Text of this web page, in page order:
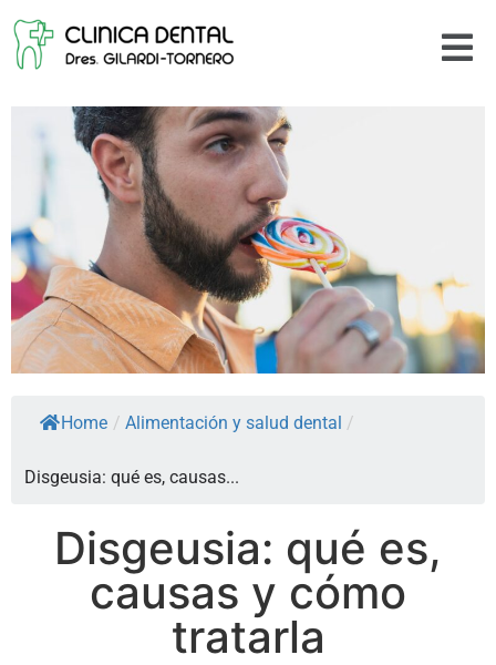
Home / Alimentación y salud dental /
Disgeusia: qué es, causas...
Disgeusia: qué es,
causas y cómo
tratarla